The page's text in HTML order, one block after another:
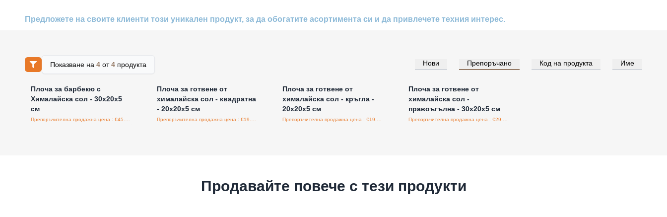
Предложете на своите клиенти този уникален продукт, за да обогатите асортимента си и да привлечете техния интерес.
Показване на 4от4продукта Нови Препоръчано Код на продукта Име
Влезте за цени на едро
Плоча за барбекю с
Хималайска сол - 30x20x5
см
Плоча за готвене от
хималайска сол - квадратна
- 20x20x5 см
Плоча за готвене от
хималайска сол - кръгла -
20x20x5 см
Влезте за цени на едро
Плоча за готвене от
хималайска сол -
правоъгълна - 30x20x5 см
Продавайте повече с тези продукти